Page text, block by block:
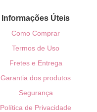
Informações Úteis
Como Comprar
Termos de Uso
Fretes e Entrega
Garantia dos produtos
Segurança
Política de Privacidade